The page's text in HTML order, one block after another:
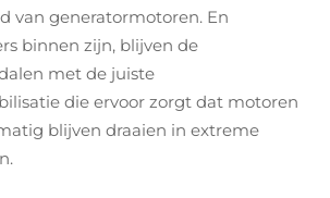
van generatormotoren. En
binnen zijn, blijven de
met de juiste
die ervoor zorgt dat motoren
blijven draaien in extreme